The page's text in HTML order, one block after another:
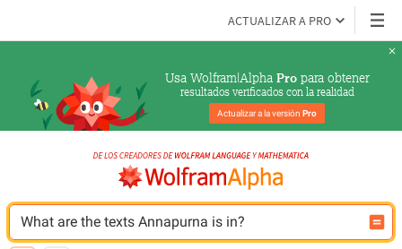
ACTUALIZAR A PRO
Usa Wolfram|Alpha Pro para obtener
resultados verificados con la realidad
Actualizar a la versión Pro
What are the texts Annapurna is in?